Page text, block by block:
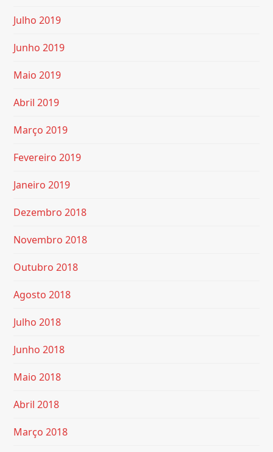
Julho 2019
Junho 2019
Maio 2019
Abril 2019
Março 2019
Fevereiro 2019
Janeiro 2019
Dezembro 2018
Novembro 2018
Outubro 2018
Agosto 2018
Julho 2018
Junho 2018
Maio 2018
Abril 2018
Março 2018